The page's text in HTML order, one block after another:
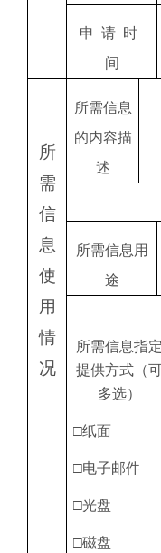
申 请 时
间
所
需
信
息
使
用
情
况
所需信息
的内容描
述
所需信息用
途
所需信息指定
提供方式（
多选）
□纸面
□电子邮件
□光盘
□磁盘